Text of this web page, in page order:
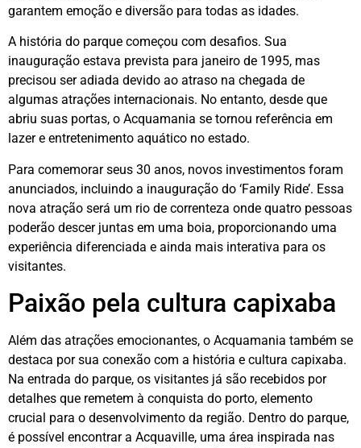
garantem emoção e diversão para todas as idades.
A história do parque começou com desafios. Sua
inauguração estava prevista para janeiro de 1995, mas
precisou ser adiada devido ao atraso na chegada de
algumas atrações internacionais. No entanto, desde que
abriu suas portas, o Acquamania se tornou referência em
lazer e entretenimento aquático no estado.
Para comemorar seus 30 anos, novos investimentos foram
anunciados, incluindo a inauguração do ‘Family Ride’. Essa
nova atração será um rio de correnteza onde quatro pessoas
poderão descer juntas em uma boia, proporcionando uma
experiência diferenciada e ainda mais interativa para os
visitantes.
Paixão pela cultura capixaba
Além das atrações emocionantes, o Acquamania também se
destaca por sua conexão com a história e cultura capixaba.
Na entrada do parque, os visitantes já são recebidos por
detalhes que remetem à conquista do porto, elemento
crucial para o desenvolvimento da região. Dentro do parque,
é possível encontrar a Acquaville, uma área inspirada nas